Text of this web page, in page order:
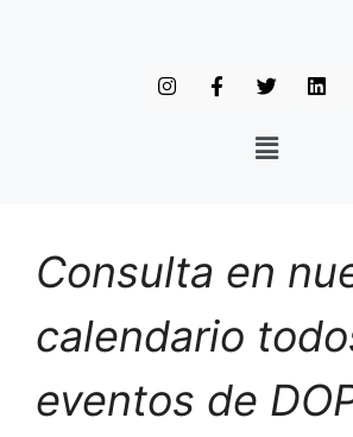
Consulta en
calendario
eventos de